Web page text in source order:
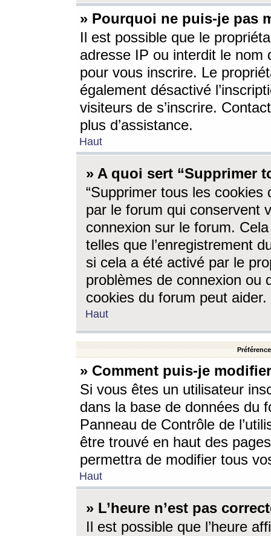
» Pourquoi ne puis-je pas
Il est possible que le
adresse IP ou interdit le nom
pour vous inscrire. Le
également désactivé
visiteurs de s’inscrire.
plus d’assistance.
Haut
» A quoi sert “Supprimer
“Supprimer tous les cookies
par le forum qui conservent
connexion sur le forum.
telles que l’enregistrement
si cela a été activé par le
problèmes de connexion ou
cookies du forum peut aider.
Haut
» Comment puis-je
Si vous êtes un utilisateur
dans la base de données du
Panneau de Contrôle de
être trouvé en haut des
permettra de modifier tous
Haut
» L’heure n’est pas
Il est possible que l’heure